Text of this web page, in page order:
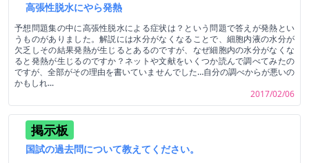
高張性脱水にやら発熱
予想問題集の中に高張性脱水による症状は？という問題で答えが発熱とい
うものがありました。解説には水分がなくなることで、細胞内液の水分が
欠乏しその結果発熱が生じるとあるのですが、なぜ細胞内の水分がなくな
ると発熱が生じるのですか？ネットや文献をいくつか読んで調べてみたの
ですが、全部がその理由を書いていませんでした…自分の調べからが悪いの
かもしれ...
2017/02/06
掲示板
国試の過去問について教えてください。